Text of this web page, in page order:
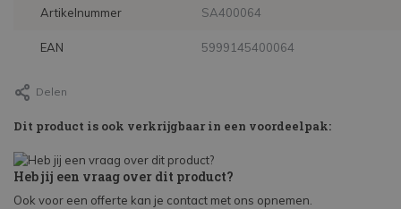
Artikelnummer SA400064
EAN 5999145400064
Delen
Dit product is ook verkrijgbaar in een voordeelpak:
Heb jij een vraag over dit product?
Ook voor een offerte kan je contact met ons opnemen.